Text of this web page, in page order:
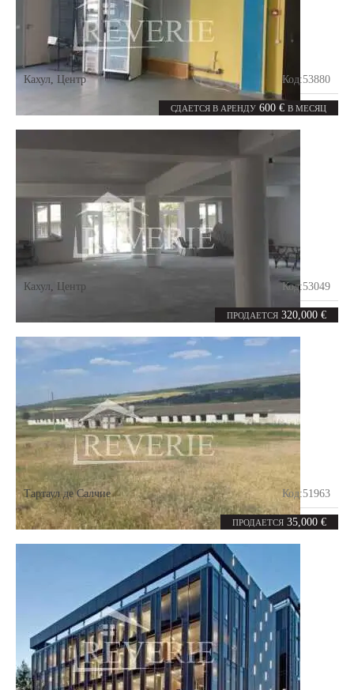
СДАЕТСЯ В АРЕНДУ 600 € В МЕСЯЦ
Кахул Центр Код:53880
комнат 55m²
ПРОДАЕТСЯ 320,000 €
Кахул Центр Код:53049
480 m²
ПРОДАЕТСЯ 35,000 €
Тартаул де Салчие Код:51963
0комнат 1125m²